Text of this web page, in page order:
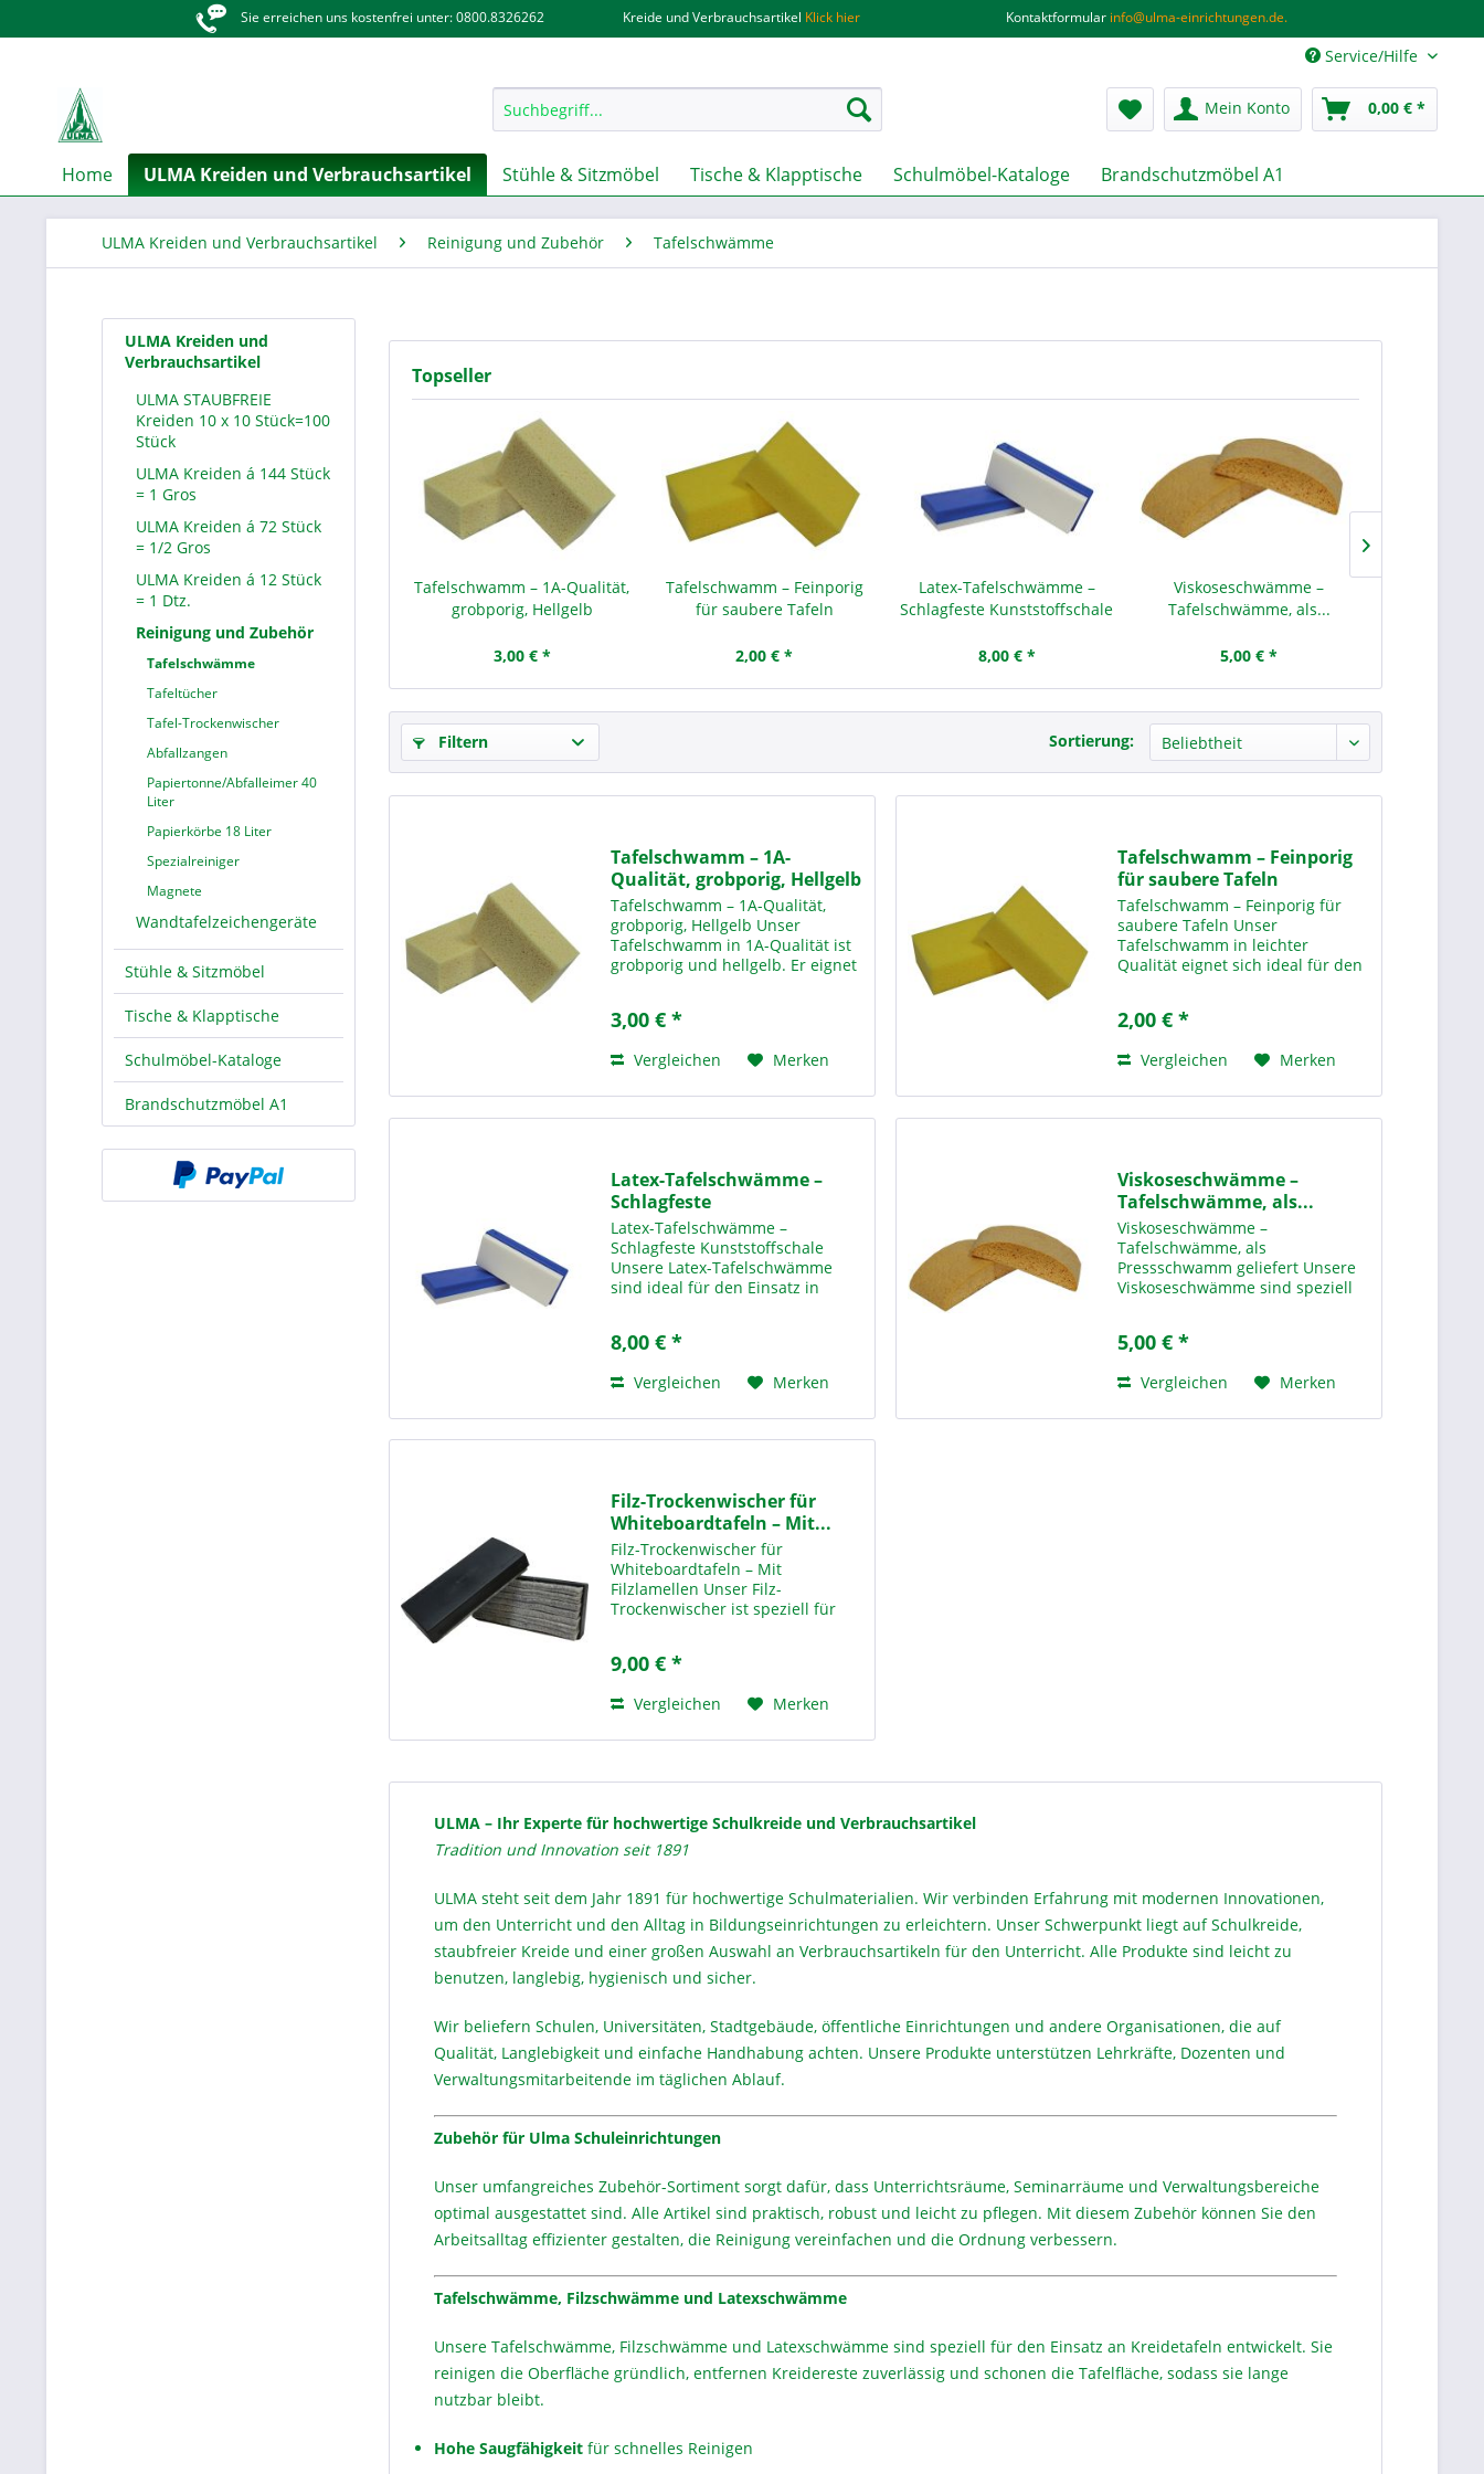
Sie erreichen uns kostenfrei unter: 0800.8326262 Kreide und Verbrauchsartikel Klick hier Kontaktformularinfo@ulma-einrichtungen.de.
Service/Hilfe
Mein Konto 0,00 € *
Home ULMA Kreiden und Verbrauchsartikel Stühle & Sitzmöbel Tische & Klapptische Schulmöbel-Kataloge Brandschutzmöbel A1
ULMA Kreiden und Verbrauchsartikel Reinigung und Zubehör Tafelschwämme
ULMA Kreiden und
Verbrauchsartikel
ULMA STAUBFREIE
Kreiden 10 x 10 Stück=100
Stück
ULMA Kreiden á 144 Stück
= 1 Gros
ULMA Kreiden á 72 Stück
= 1/2 Gros
ULMA Kreiden á 12 Stück
= 1 Dtz.
Reinigung und Zubehör
Tafelschwämme
Tafeltücher
Tafel-Trockenwischer
Abfallzangen
Papiertonne/Abfalleimer 40
Liter
Papierkörbe 18 Liter
Spezialreiniger
Magnete
Wandtafelzeichengeräte
Stühle & Sitzmöbel
Tische & Klapptische
Schulmöbel-Kataloge
Brandschutzmöbel A1
Topseller
Tafelschwamm – 1A-Qualität,
grobporig, Hellgelb
3,00 € *
Tafelschwamm – Feinporig
für saubere Tafeln
2,00 € *
Latex-Tafelschwämme –
Schlagfeste Kunststoffschale
8,00 € *
Viskoseschwämme –
Tafelschwämme, als...
5,00 € *
Filtern Sortierung:
Tafelschwamm – 1A-
Qualität, grobporig, Hellgelb
Tafelschwamm – 1A-Qualität,
grobporig, Hellgelb Unser
Tafelschwamm in 1A-Qualität ist
grobporig und hellgelb. Er eignet
Bildungseinrichtungen. Mit den
in der...
3,00 € *
Vergleichen Merken
Tafelschwamm – Feinporig
für saubere Tafeln
Tafelschwamm – Feinporig für
saubere Tafeln Unser
Tafelschwamm in leichter
Qualität eignet sich ideal für den
Maßen 16 x 10 x 6 cm liegt er gut
2,00 € *
Vergleichen Merken
Latex-Tafelschwämme –
Schlagfeste
Kunststoffschale
Latex-Tafelschwämme –
Schlagfeste Kunststoffschale
Unsere Latex-Tafelschwämme
sind ideal für den Einsatz in
verfügen über eine schlagfeste
ausschließlich für...
8,00 € *
Vergleichen Merken
Viskoseschwämme –
Tafelschwämme, als...
Viskoseschwämme –
Tafelschwämme, als
Pressschwamm geliefert Unsere
Viskoseschwämme sind speziell
entwickelt. Sie werden als
besonders hygienisch,...
5,00 € *
Vergleichen Merken
Filz-Trockenwischer für
Whiteboardtafeln – Mit...
Filz-Trockenwischer für
Whiteboardtafeln – Mit
Filzlamellen Unser Filz-
Trockenwischer ist speziell für
Dank der schlagfesten
Filzlamellen lassen sich
9,00 € *
Vergleichen Merken
ULMA – Ihr Experte für hochwertige Schulkreide und Verbrauchsartikel
Tradition und Innovation seit 1891
ULMA steht seit dem Jahr 1891 für hochwertige Schulmaterialien. Wir verbinden Erfahrung mit modernen Innovationen,
um den Unterricht und den Alltag in Bildungseinrichtungen zu erleichtern. Unser Schwerpunkt liegt auf Schulkreide,
staubfreier Kreide und einer großen Auswahl an Verbrauchsartikeln für den Unterricht. Alle Produkte sind leicht zu
benutzen, langlebig, hygienisch und sicher.
Wir beliefern Schulen, Universitäten, Stadtgebäude, öffentliche Einrichtungen und andere Organisationen, die auf
Qualität, Langlebigkeit und einfache Handhabung achten. Unsere Produkte unterstützen Lehrkräfte, Dozenten und
Verwaltungsmitarbeitende im täglichen Ablauf.
Zubehör für Ulma Schuleinrichtungen
Unser umfangreiches Zubehör-Sortiment sorgt dafür, dass Unterrichtsräume, Seminarräume und Verwaltungsbereiche
optimal ausgestattet sind. Alle Artikel sind praktisch, robust und leicht zu pflegen. Mit diesem Zubehör können Sie den
Arbeitsalltag effizienter gestalten, die Reinigung vereinfachen und die Ordnung verbessern.
Tafelschwämme, Filzschwämme und Latexschwämme
Unsere Tafelschwämme, Filzschwämme und Latexschwämme sind speziell für den Einsatz an Kreidetafeln entwickelt. Sie
reinigen die Oberfläche gründlich, entfernen Kreidereste zuverlässig und schonen die Tafelfläche, sodass sie lange
nutzbar bleibt.
Hohe Saugfähigkeit für schnelles Reinigen